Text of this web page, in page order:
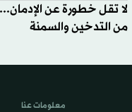
لا تقل خطورة عن
من التدخين والسمنة
معلومات عنا